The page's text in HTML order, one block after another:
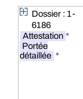
Dossier : 1-
6186
Attestation *
Portée
détaillée *